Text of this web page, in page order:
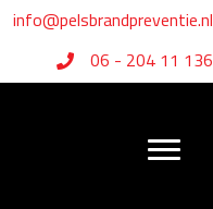
info@pelsbrandpreventie.nl
06 - 204 11 136